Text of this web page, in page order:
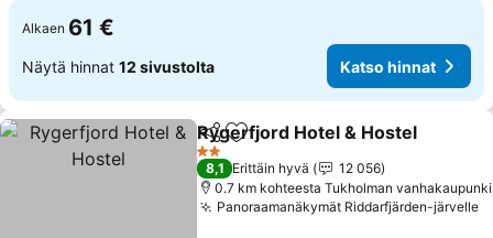
Alkaen 61 €
Näytä hinnat 12 sivustolta Katso hinnat
Jaa Lisää suosikkeihin
Rygerfjord Hotel & Hostel
2 Tähtiluokitus
8,1 Erittäin hyvä
12 056
0.7 km kohteesta Tukholman vanhakaupunki
Panoraamanäkymät Riddarfjärden-järvelle